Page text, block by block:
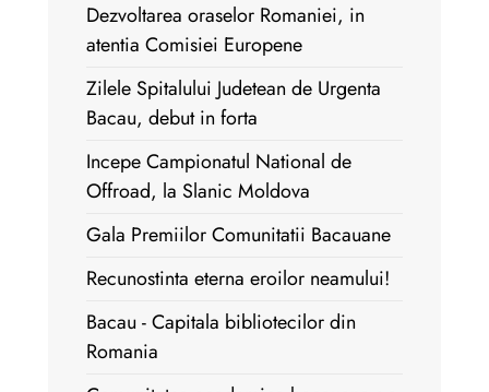
Dezvoltarea oraselor Romaniei, in
atentia Comisiei Europene
Zilele Spitalului Judetean de Urgenta
Bacau, debut in forta
Incepe Campionatul National de
Offroad, la Slanic Moldova
Gala Premiilor Comunitatii Bacauane
Recunostinta eterna eroilor neamului!
Bacau - Capitala bibliotecilor din
Romania